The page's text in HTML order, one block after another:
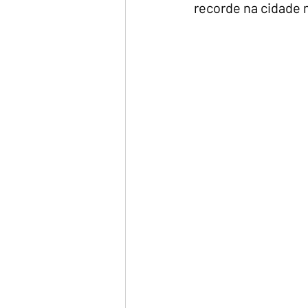
recorde na cidade